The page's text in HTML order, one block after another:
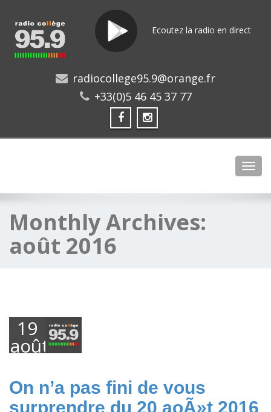
Ecoutez la radio en direct
radiocollege95.9@orange.fr
+33(0)5 46 45 37 77
Monthly Archives:
août 2016
19
août
On n’a pas fini de vous
surprendre du 20 aoÃ»t 2016